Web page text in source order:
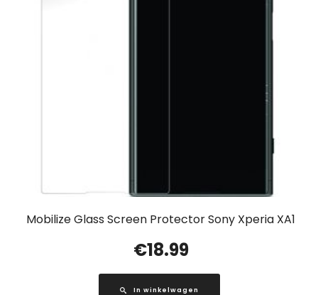
Mobilize Glass Screen Protector Sony Xperia XA1
€18.99
In winkelwagen